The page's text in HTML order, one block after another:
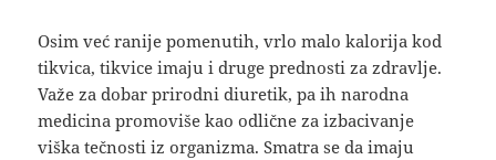
Osim već ranije pomenutih, vrlo malo kalorija kod
tikvica, tikvice imaju i druge prednosti za zdravlje.
Važe za dobar prirodni diuretik, pa ih narodna
medicina promoviše kao odlične za izbacivanje
viška tečnosti iz organizma. Smatra se da imaju